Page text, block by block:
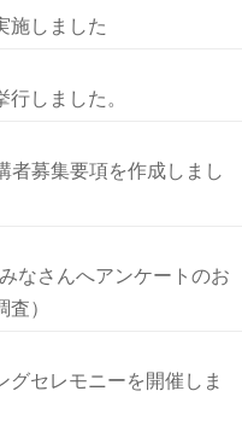
施しました
しました。
者募集要項を作成しまし
なさんへアンケートのお
）
セレモニーを開催しま